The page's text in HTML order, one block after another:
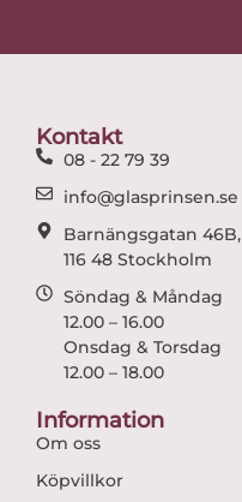
Kontakt
08 - 22 79 39
info@glasprinsen.se
Barnängsgatan 46B,
116 48 Stockholm
Söndag & Måndag
12.00 – 16.00
Onsdag & Torsdag
12.00 – 18.00
Information
Om oss
Köpvillkor